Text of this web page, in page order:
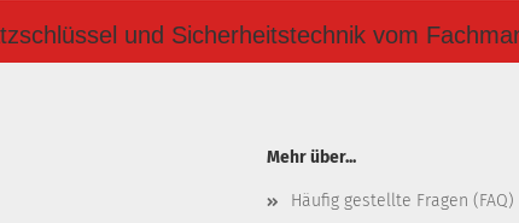
und Sicherheitstechnik vom
Mehr über...
Häufig gestellte Fragen (FAQ)